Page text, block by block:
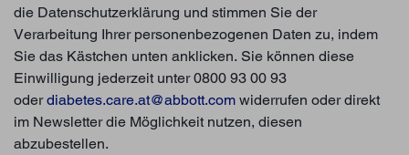
die Datenschutzerklärung und stimmen Sie der
Verarbeitung Ihrer personenbezogenen Daten zu, indem
Sie das Kästchen unten anklicken. Sie können diese
Einwilligung jederzeit unter 0800 93 00 93
oderdiabetes.care.at@abbott.com widerrufen oder direkt
im Newsletter die Möglichkeit nutzen, diesen
abzubestellen.